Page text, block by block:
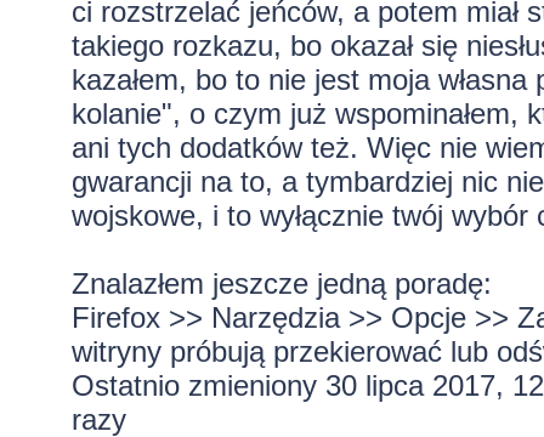
ci rozstrzelać jeńców, a potem miał
takiego rozkazu, bo okazał się
kazałem, bo to nie jest moja
kolanie", o czym już wspominałem,
ani tych dodatków też. Więc nie
gwarancji na to, a tymbardziej nic
wojskowe, i to wyłącznie twój
Znalazłem jeszcze jedną poradę:
Firefox >> Narzędzia >> Opcje >>
witryny próbują przekierować lub
Ostatnio zmieniony 30 lipca 2017,
razy